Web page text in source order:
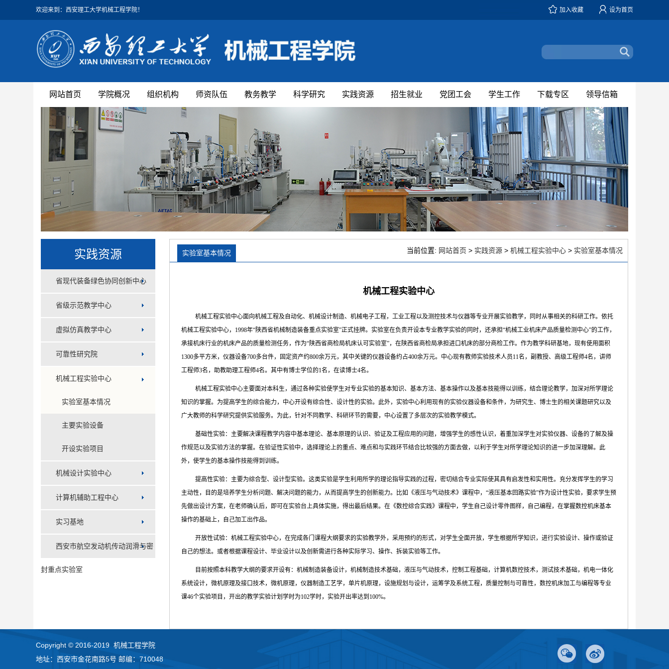
欢迎来到：西安理工大学机械工程学院！ 设为首页
加入收藏
网站首页 学院概况 组织机构 师资队伍 教务教学 科学研究 实践资源 招生就业 党团工会 学生工作 下载专区 领导信箱
实践资源
省现代装备绿色协同创新中心
省级示范教学中心
虚拟仿真教学中心
可靠性研究院
机械工程实验中心
实验室基本情况
主要实验设备
开设实验项目
机械设计实验中心
计算机辅助工程中心
实习基地
西安市航空发动机传动润滑与密
封重点实验室
实验室基本情况 当前位置: 网站首页 > 实践资源 > 机械工程实验中心 > 实验室基本情况
机械工程实验中心
机械工程实验中心面向机械工程及自动化、机械设计制造、机械电子工程，工业工程以及测控技术与仪器等专业开展实验教学，同时从事相关的科研工作。依托
机械工程实验中心，1998年“陕西省机械制造装备重点实验室”正式挂牌。实验室在负责开设本专业教学实验的同时，还承担“机械工业机床产品质量检测中心”的工作，
承接机床行业的机床产品的质量检测任务，作为“陕西省商检局机床认可实验室”，在陕西省商检局承担进口机床的部分商检工作。作为教学科研基地，现有使用面积
1300多平方米，仪器设备700多台件，固定资产约800余万元，其中关键的仪器设备约占400余万元。中心现有教师实验技术人员11名，副教授、高级工程师4名，讲师
工程师3名，助教助理工程师4名。其中有博士学位的1名，在读博士4名。
机械工程实验中心主要面对本科生，通过各种实验使学生对专业实验的基本知识、基本方法、基本操作以及基本技能得以训练，结合理论教学，加深对所学理论
知识的掌握。为提高学生的综合能力，中心开设有综合性、设计性的实验。此外，实验中心利用现有的实验仪器设备和条件，为研究生、博士生的相关课题研究以及
广大教师的科学研究提供实验服务。为此，针对不同教学、科研环节的需要，中心设置了多层次的实验教学模式。
基础性实验：主要解决课程教学内容中基本理论、基本原理的认识、验证及工程应用的问题，增强学生的感性认识，着重加深学生对实验仪器、设备的了解及操
作规范以及实验方法的掌握。在验证性实验中，选择理论上的重点、难点和与实践环节结合比较强的方面去做，以利于学生对所学理论知识的进一步加深理解。此
外，使学生的基本操作技能得到训练。
提高性实验：主要为综合型、设计型实验。这类实验是学生利用所学的理论指导实践的过程，密切结合专业实际使其具有启发性和实用性。充分发挥学生的学习
主动性，目的是培养学生分析问题、解决问题的能力，从而提高学生的创新能力。比如《液压与气动技术》课程中，“液压基本回路实验”作为设计性实验，要求学生预
先做出设计方案，在老师确认后，即可在实验台上具体实施，得出最后结果。在《数控综合实践》课程中，学生自己设计零件图样，自己编程，在掌握数控机床基本
操作的基础上，自己加工出作品。
开放性试验：机械工程实验中心，在完成各门课程大纲要求的实验教学外，采用预约的形式，对学生全面开放，学生根据所学知识，进行实验设计、操作或验证
自己的想法。或者根据课程设计、毕业设计以及创新需进行各种实际学习、操作、拆装实验等工作。
目前按照本科教学大纲的要求开设有：机械制造装备设计，机械制造技术基础，液压与气动技术，控制工程基础，计算机数控技术，测试技术基础，机电一体化
系统设计，微机原理及接口技术，微机原理，仪器制造工艺学，单片机原理，设施规划与设计，运筹学及系统工程，质量控制与可靠性，数控机床加工与编程等专业
课46个实验项目，开出的教学实验计划学时为102学时，实验开出率达到100%。
Copyright © 2016-2019 机械工程学院
地址：西安市金花南路5号 邮编：710048